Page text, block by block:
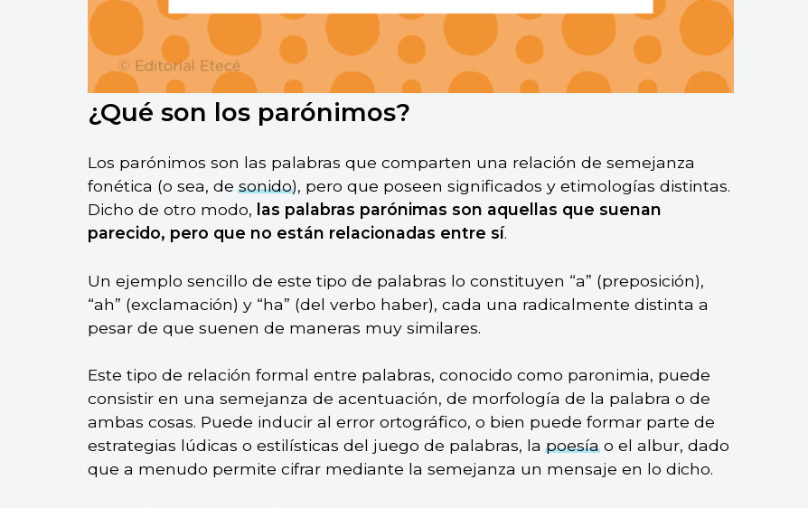
¿Qué son los parónimos?
Los parónimos son las palabras que comparten una relación de semejanza
fonética (o sea, desonido), pero que poseen significados y etimologías distintas.
Dicho de otro modo, las palabras parónimas son aquellas que suenan
parecido, pero que no están relacionadas entre sí.
Un ejemplo sencillo de este tipo de palabras lo constituyen “a” (preposición),
“ah” (exclamación) y “ha” (del verbo haber), cada una radicalmente distinta a
pesar de que suenen de maneras muy similares.
Este tipo de relación formal entre palabras, conocido como paronimia, puede
consistir en una semejanza de acentuación, de morfología de la palabra o de
ambas cosas. Puede inducir al error ortográfico, o bien puede formar parte de
estrategias lúdicas o estilísticas del juego de palabras, lapoesíao el albur, dado
que a menudo permite cifrar mediante la semejanza un mensaje en lo dicho.